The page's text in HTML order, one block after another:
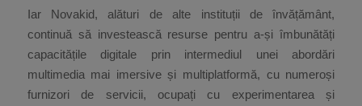
Iar Novakid, alături de alte instituții de învățământ,
continuă să investească resurse pentru a-și îmbunătăți
capacitățile digitale prin intermediul unei abordări
multimedia mai imersive și multiplatformă, cu numeroși
furnizori de servicii, ocupați cu experimentarea și